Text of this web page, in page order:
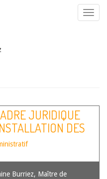
JURIDIQUE
DES
Burriez, Maître de